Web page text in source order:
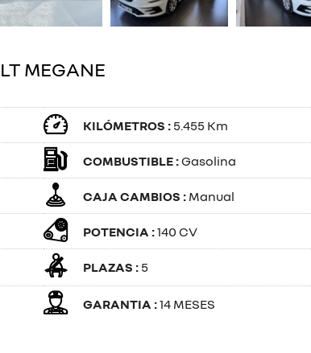
MEGANE
KILÓMETROS : 5.455 Km
COMBUSTIBLE :Gasolina
CAJA CAMBIOS : Manual
POTENCIA :140 CV
PLAZAS : 5
GARANTIA :14 MESES